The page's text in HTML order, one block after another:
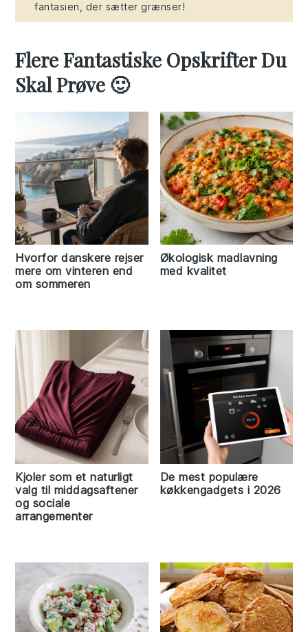
fantasien, der sætter grænser!
Flere Fantastiske Opskrifter Du
Skal Prøve 🙂
Hvorfor danskere rejser
mere om vinteren end
om sommeren
Økologisk madlavning
med kvalitet
Kjoler som et naturligt
valg til middagsaftener
og sociale
arrangementer
De mest populære
køkkengadgets i 2026